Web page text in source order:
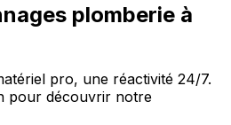
plomberie à
pro, une réactivité 24/7.
pour découvrir notre